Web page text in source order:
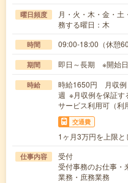
曜日頻度
月・火・木・金・
務する曜日：木
時間 09:00-18:00（休憩
期間 即日～長期 ※開始
時給
時給1650円 月収例
週 ※月収例を保証す
サービス利用可（利
交通費
1ヶ月3万円を上限
仕事内容
受付
受付事務のお仕事・
業務・庶務業務